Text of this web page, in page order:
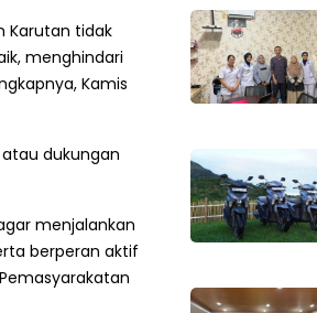
Karutan tidak
menghindari
Kamis
dukungan
menjalankan
berperan aktif